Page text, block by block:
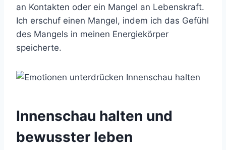
an Kontakten oder ein Mangel an Lebenskraft.
Ich erschuf einen Mangel, indem ich das Gefühl
des Mangels in meinen Energiekörper
speicherte.
Innenschau halten und
bewusster leben